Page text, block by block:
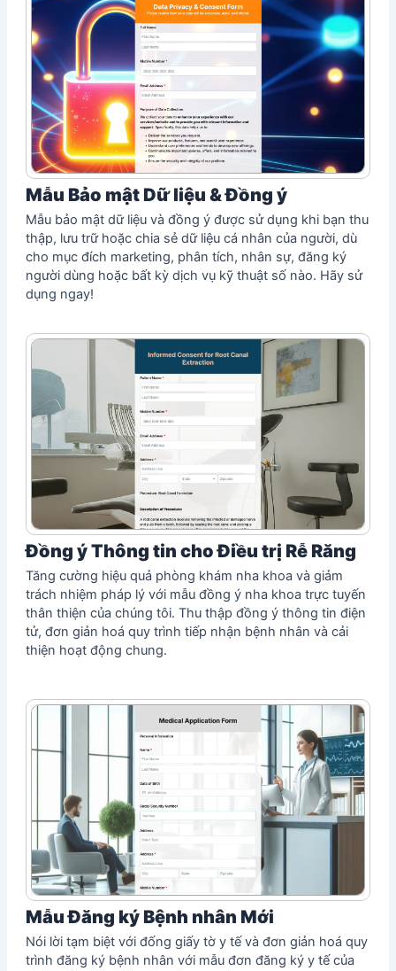
Mẫu Bảo mật Dữ liệu & Đồng ý
Mẫu bảo mật dữ liệu và đồng ý được sử dụng khi bạn thu
thập, lưu trữ hoặc chia sẻ dữ liệu cá nhân của người, dù
cho mục đích marketing, phân tích, nhân sự, đăng ký
người dùng hoặc bất kỳ dịch vụ kỹ thuật số nào. Hãy sử
dụng ngay!
Đồng ý Thông tin cho Điều trị Rễ Răng
Tăng cường hiệu quả phòng khám nha khoa và giảm
trách nhiệm pháp lý với mẫu đồng ý nha khoa trực tuyến
thân thiện của chúng tôi. Thu thập đồng ý thông tin điện
tử, đơn giản hoá quy trình tiếp nhận bệnh nhân và cải
thiện hoạt động chung.
Mẫu Đăng ký Bệnh nhân Mới
Nói lời tạm biệt với đống giấy tờ y tế và đơn giản hoá quy
trình đăng ký bệnh nhân với mẫu đơn đăng ký y tế của